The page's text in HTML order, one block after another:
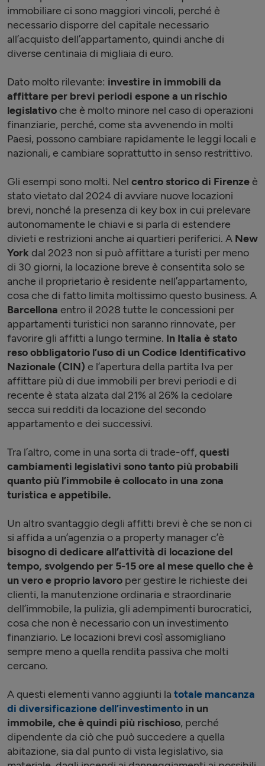
immobiliare ci sono maggiori vincoli, perché è
necessario disporre del capitale necessario
all’acquisto dell’appartamento, quindi anche di
diverse centinaia di migliaia di euro.
Dato molto rilevante: investire in immobili da
affittare per brevi periodi espone a un rischio
legislativoche è molto minore nel caso di operazioni
finanziarie, perché, come sta avvenendo in molti
Paesi, possono cambiare rapidamente le leggi locali e
nazionali, e cambiare soprattutto in senso restrittivo.
Gli esempi sono molti. Nel centro storico di Firenzeè
stato vietato dal 2024 di avviare nuove locazioni
brevi, nonché la presenza di key box in cui prelevare
autonomamente le chiavi e si parla di estendere
divieti e restrizioni anche ai quartieri periferici. A New
Yorkdal 2023 non si può affittare a turisti per meno
di 30 giorni, la locazione breve è consentita solo se
anche il proprietario è residente nell’appartamento,
cosa che di fatto limita moltissimo questo business. A
Barcellona entro il 2028 tutte le concessioni per
appartamenti turistici non saranno rinnovate, per
favorire gli affitti a lungo termine. In Italia è stato
reso obbligatorio l’uso di un Codice Identificativo
Nazionale (CIN) e l’apertura della partita Iva per
affittare più di due immobili per brevi periodi e di
recente è stata alzata dal 21% al 26% la cedolare
secca sui redditi da locazione del secondo
appartamento e dei successivi.
Tra l’altro, come in una sorta di trade-off, questi
cambiamenti legislativi sono tanto più probabili
quanto più l’immobile è collocato in una zona
turistica e appetibile.
Un altro svantaggio degli affitti brevi è che se non ci
si affida a un’agenzia o a property manager c’è
bisogno di dedicare all’attività di locazione del
tempo, svolgendo per 5-15 ore al mese quello che è
un vero e proprio lavoro per gestire le richieste dei
clienti, la manutenzione ordinaria e straordinarie
dell’immobile, la pulizia, gli adempimenti burocratici,
cosa che non è necessario con un investimento
finanziario. Le locazioni brevi così assomigliano
sempre meno a quella rendita passiva che molti
cercano.
A questi elementi vanno aggiunti la totale mancanza
di diversificazione dell’investimento in un
immobile, che è quindi più rischioso, perché
dipendente da ciò che può succedere a quella
abitazione, sia dal punto di vista legislativo, sia